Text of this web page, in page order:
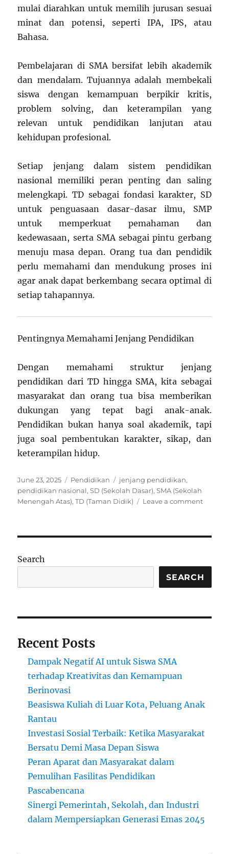
mulai diarahkan untuk memilih jurusan sesuai
minat dan potensi, seperti IPA, IPS, atau
Bahasa.
Pembelajaran di SMA bersifat lebih akademik
dan mendalam. Tujuannya adalah membekali
siswa dengan kemampuan berpikir kritis,
problem solving, dan keterampilan yang
relevan untuk pendidikan lanjutan atau
kehidupan profesional.
Setiap jenjang dalam sistem pendidikan
nasional memiliki peran penting dan saling
melengkapi. TD sebagai fondasi karakter, SD
untuk penguasaan dasar-dasar ilmu, SMP
untuk memperkuat pemahaman dan
kedewasaan, serta SMA sebagai pintu gerbang
menuju masa depan. Orang tua dan pendidik
perlu memahami dan mendukung proses ini
agar anak dapat berkembang secara optimal di
setiap tahapannya.
Pentingnya Memahami Jenjang Pendidikan
Dengan memahami struktur jenjang
pendidikan dari TD hingga SMA, kita sebagai
masyarakat dan orang tua bisa memberikan
dukungan yang tepat bagi anak-anak.
Pendidikan bukan hanya soal akademik, tapi
juga soal pembentukan karakter, sikap, dan
keterampilan hidup.
Posted
on
June 23, 2025 Categories
Pendidikan Tags
jenjang pendidikan,
pendidikan nasional,SD (Sekolah Dasar),SMA (Sekolah
Menengah Atas),TD (Taman Didik) Leave a commenton
dan
SMA
dalam
Search
SEARCH
Recent Posts
Dampak Negatif AI untuk Siswa SMA
terhadap Kreativitas dan Kemampuan
Berinovasi
Beasiswa Kuliah di Luar Kota, Peluang Anak
Rantau
Investasi Sosial Terbaik: Ketika Masyarakat
Bersatu Demi Masa Depan Siswa
Peran Aparat dan Masyarakat dalam
Pemulihan Fasilitas Pendidikan
Pascabencana
Sinergi Pemerintah, Sekolah, dan Industri
dalam Mempersiapkan Generasi Emas 2045